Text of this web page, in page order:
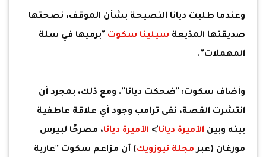
وعندما طلبت ديانا النصيحة بشأن الموقف، نصحتها
صديقتها المذيعة سيلينا سكوت "برميها في سلة
المهملات".
وأضاف سكوت: "ضحكت ديانا". ومع ذلك، بمجرد أن
انتشرت القصة، نفى ترامب وجود أي علاقة عاطفية
بينه وبين الأميرة ديانا'> الأميرة ديانا، مصرحًا لبيرس
مورغان (عبرمجلة نيوزويك) أن مزاعم سكوت "عارية